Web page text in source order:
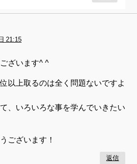
21:15
ざいます^ ^
以上取るのは全く問題ないですよ
、いろいろな事を学んでいきたい
ございます！
返信